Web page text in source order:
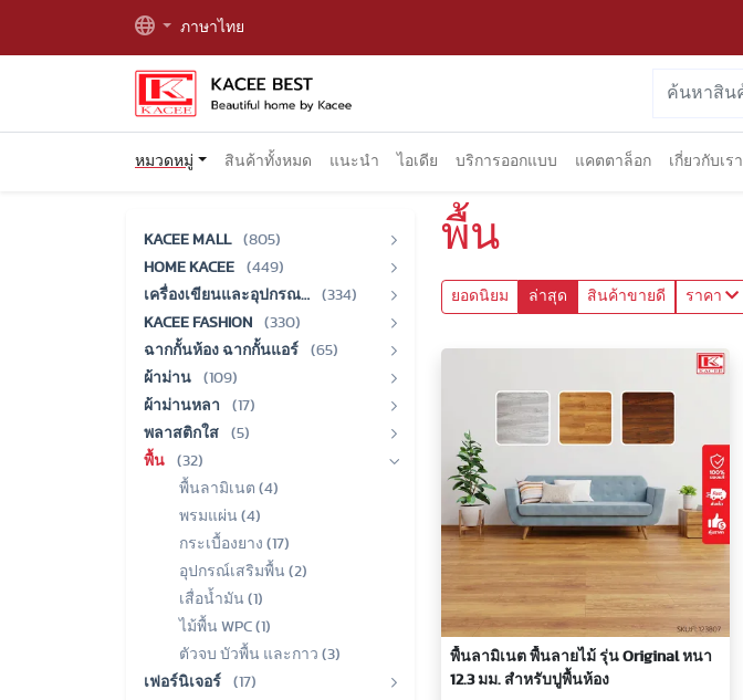
ภาษาไทย
หมวดหมู่ สินค้าทั้งหมด แนะนำ ไอเดีย บริการออกแบบ แคตตาล็อก เกี่ยวกับเรา
KACEE MALL
(805)
HOME KACEE
(449)
เครื่องเขียนและอุปกรณ…
(334)
KACEE FASHION
(330)
ฉากกั้นห้อง ฉากกั้นแอร์
(65)
ผ้าม่าน
(109)
ผ้าม่านหลา
(17)
พลาสติกใส
(5)
พื้น
(32)
พื้นลามิเนต (4)
พรมแผ่น (4)
กระเบื้องยาง (17)
อุปกรณ์เสริมพื้น (2)
เสื่อน้ำมัน (1)
ไม้พื้น WPC (1)
ตัวจบ บัวพื้น และกาว (3)
เฟอร์นิเจอร์
(17)
พื้น
ยอดนิยม ล่าสุด สินค้าขายดี ราคา
พื้นลามิเนต พื้นลายไม้ รุ่น Original หนา
12.3 มม. สำหรับปูพื้นห้อง